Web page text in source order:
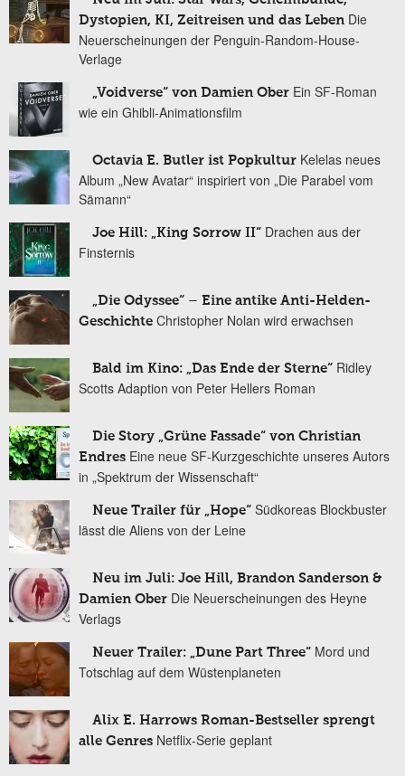
Dystopien, KI, Zeitreisen und das Leben Die
Neuerscheinungen der Penguin-Random-House-
Verlage
„Voidverse“ von Damien Ober Ein SF-Roman
wie ein Ghibli-Animationsfilm
Octavia E. Butler ist Popkultur Kelelas neues
Album „New Avatar“ inspiriert von „Die Parabel vom
Sämann“
Joe Hill: „King Sorrow II“ Drachen aus der
Finsternis
„Die Odyssee“ – Eine antike Anti-Helden-
Geschichte Christopher Nolan wird erwachsen
Bald im Kino: „Das Ende der Sterne“ Ridley
Scotts Adaption von Peter Hellers Roman
Die Story „Grüne Fassade“ von Christian
Endres Eine neue SF-Kurzgeschichte unseres Autors
in „Spektrum der Wissenschaft“
Neue Trailer für „Hope“ Südkoreas Blockbuster
lässt die Aliens von der Leine
Neu im Juli: Joe Hill, Brandon Sanderson &
Damien Ober Die Neuerscheinungen des Heyne
Verlags
Neuer Trailer: „Dune Part Three“ Mord und
Totschlag auf dem Wüstenplaneten
Alix E. Harrows Roman-Bestseller sprengt
alle Genres Netflix-Serie geplant